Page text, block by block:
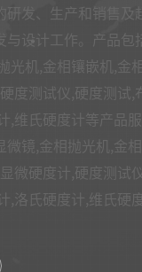
研发、生产和销售及
与设计工作。产品包
光机,金相镶嵌机,金
硬度测试仪,硬度测试,
,维氏硬度计等产品
微镜,金相抛光机,金
微硬度计,硬度测试
,洛氏硬度计,维氏硬